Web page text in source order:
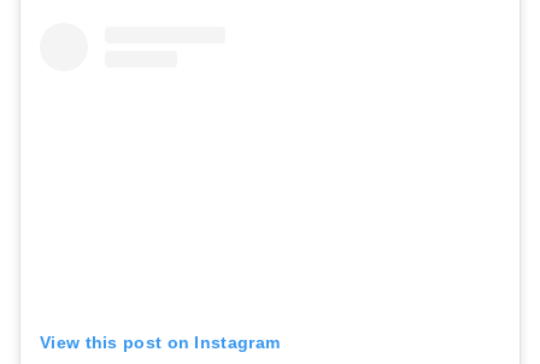
View this post on Instagram